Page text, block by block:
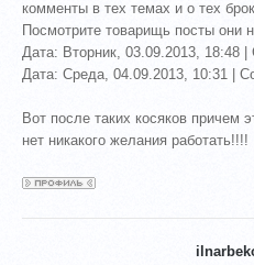
комменты в тех темах и о тех
Посмотрите товарищь посты они
Дата: Вторник, 03.09.2013, 18:48
Дата: Среда, 04.09.2013, 10:31 |
Вот после таких косяков причем
нет никакого желания работать!!!!